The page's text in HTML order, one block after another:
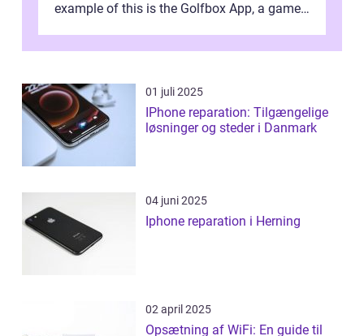
example of this is the Golfbox App, a game-
01 juli 2025
IPhone reparation: Tilgængelige
løsninger og steder i Danmark
04 juni 2025
Iphone reparation i Herning
02 april 2025
Opsætning af WiFi: En guide til